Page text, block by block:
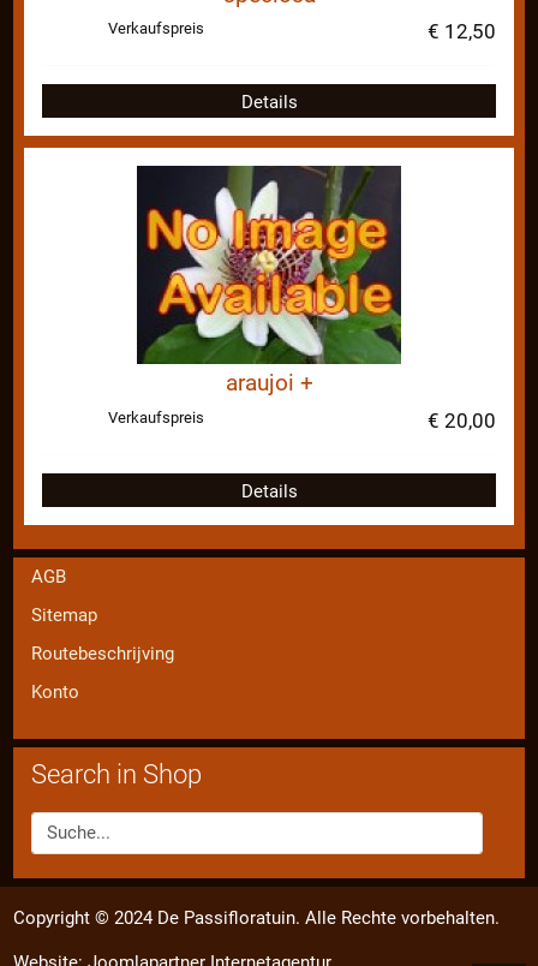
Verkaufspreis € 12,50
Details
araujoi +
Verkaufspreis € 20,00
Details
AGB
Sitemap
Routebeschrijving
Konto
Search in Shop
Copyright © 2024 De Passifloratuin. Alle Rechte vorbehalten.